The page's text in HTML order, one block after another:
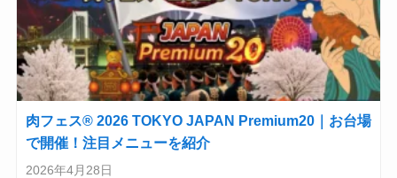
肉フェス® 2026 TOKYO JAPAN Premium20｜お台場
で開催！注目メニューを紹介
2026年4月28日